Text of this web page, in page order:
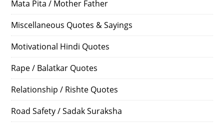
Mata Pita / Mother Father
Miscellaneous Quotes & Sayings
Motivational Hindi Quotes
Rape / Balatkar Quotes
Relationship / Rishte Quotes
Road Safety / Sadak Suraksha